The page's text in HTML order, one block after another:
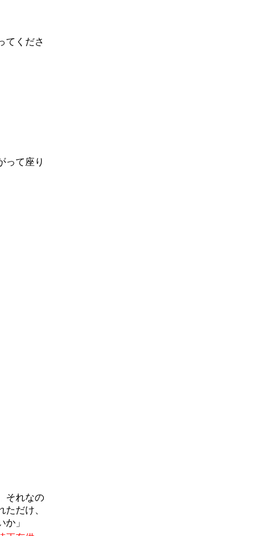
てくださ
って座り
それなの
だけ、
」